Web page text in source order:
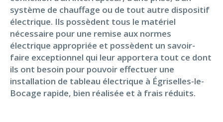
système de chauffage ou de tout autre dispositif
électrique. Ils possèdent tous le matériel
nécessaire pour une remise aux normes
électrique appropriée et possèdent un savoir-
faire exceptionnel qui leur apportera tout ce dont
ils ont besoin pour pouvoir effectuer une
installation de tableau électrique à Égriselles-le-
Bocage rapide, bien réalisée et à frais réduits.